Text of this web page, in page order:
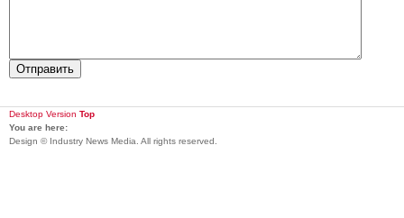
Desktop Version Top
You are here:
Design © Industry News Media. All rights reserved.